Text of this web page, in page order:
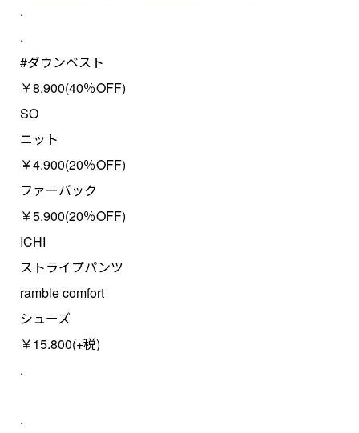
.
.
#ダウンベスト
￥8.900(40％OFF)
SO
ニット
￥4.900(20％OFF)
ファーバック
￥5.900(20％OFF)
ICHI
ストライプパンツ
ramble comfort
シューズ
￥15.800(+税)
.
.